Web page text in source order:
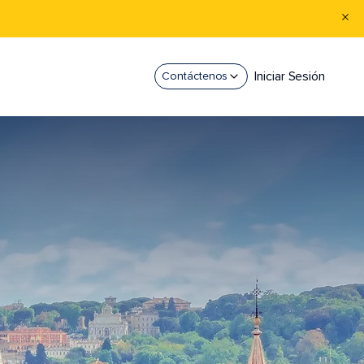
Contáctenos Iniciar Sesión